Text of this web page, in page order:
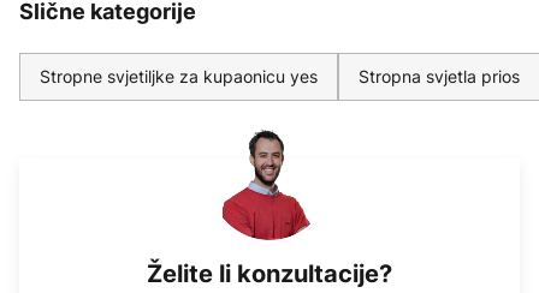
Slične kategorije
Stropne svjetiljke za kupaonicu yes Stropna svjetla prios
Želite li konzultacije?